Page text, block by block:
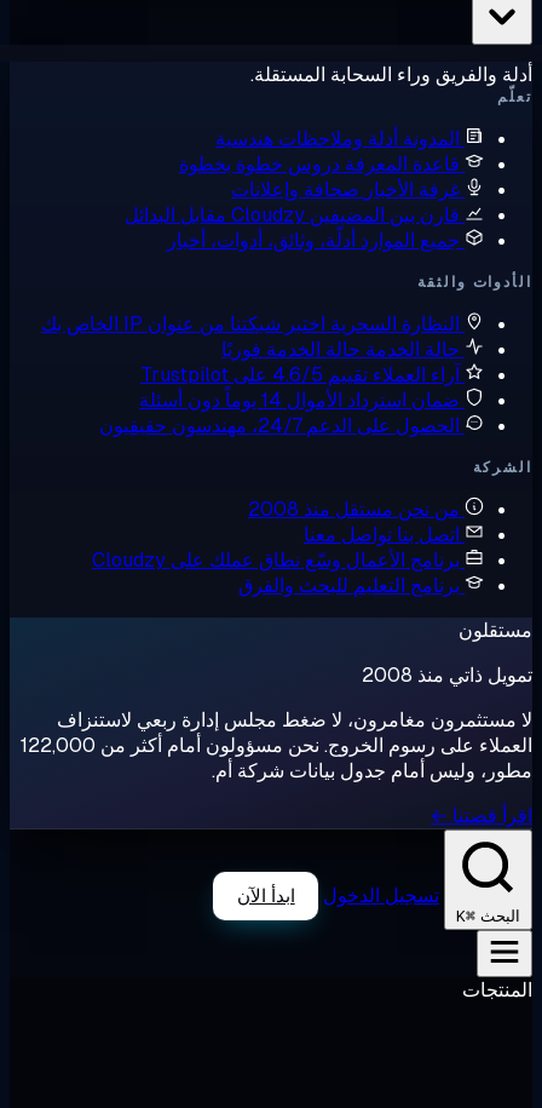
والفريق وراء السحابة المستقلة.
المدونةأدلة وملاحظات هندسية
قاعدة المعرفة دروس خطوة بخطوة
غرفة الأخبارصحافة وإعلانات
قارن بين المضيفينCloudzy مقابل البدائل
جميع الموارد أدلّة، وثائق، أدوات، أخبار
والثقة
النظارة السحريةاختبر شبكتنا من عنوان IP الخاص بك
حالة الخدمةحالة الخدمة فوريًا
آراء العملاءتقييم 4.6/5 على Trustpilot
ضمان استرداد الأموال14 يوماً دون أسئلة
الحصول على الدعم 24/7، مهندسون حقيقيون
من نحنمستقل منذ 2008
اتصل بنا تواصل معنا
برنامج الأعمالوسّع نطاق عملك على Cloudzy
برنامج التعليمللبحث والفرق
ذاتي منذ 2008
مستثمرون مغامرون، لا ضغط مجلس إدارة ربعي لاستنزاف
العملاء على رسوم الخروج. نحن مسؤولون أمام أكثر من 122,000
وليس أمام جدول بيانات شركة أم.
قصتنا ←
⌘K
تسجيل الدخول ابدأ الآن